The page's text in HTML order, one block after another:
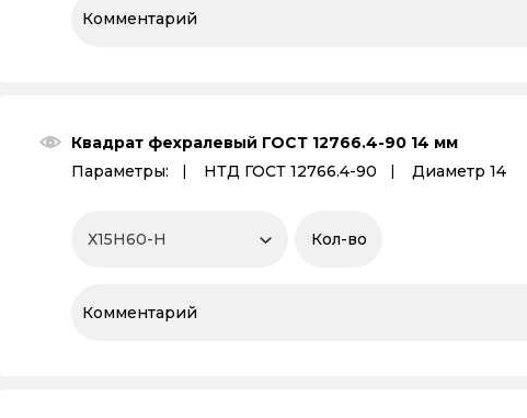
Квадрат фехралевый ГОСТ 12766.4-90 14 мм
Параметры:
НТД ГОСТ 12766.4-90 Диаметр 14